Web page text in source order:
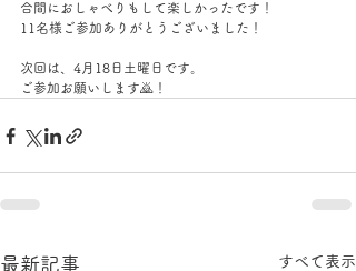
合間におしゃべりもして楽しかったです！
11名様ご参加ありがとうございました！
次回は、4月18日土曜日です。
ご参加お願いします🙇！
最新記事 すべて表示